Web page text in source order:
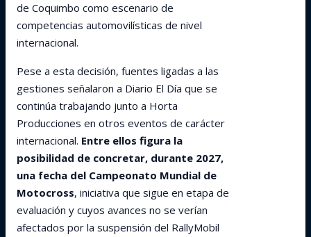
de Coquimbo como escenario de
competencias automovilísticas de nivel
internacional.
Pese a esta decisión, fuentes ligadas a las
gestiones señalaron a Diario El Día que se
continúa trabajando junto a Horta
Producciones en otros eventos de carácter
internacional. Entre ellos figura la
posibilidad de concretar, durante 2027,
una fecha del Campeonato Mundial de
Motocross, iniciativa que sigue en etapa de
evaluación y cuyos avances no se verían
afectados por la suspensión del RallyMobil